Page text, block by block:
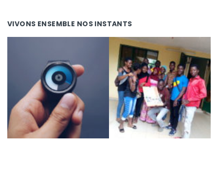
VIVONS ENSEMBLE NOS INSTANTS